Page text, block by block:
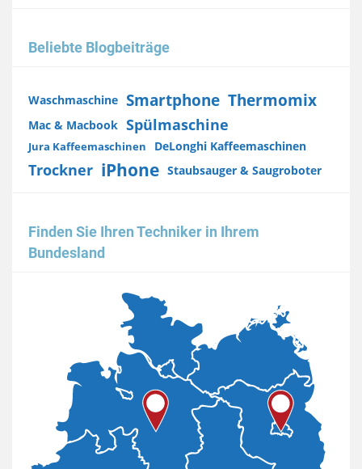
Beliebte Blogbeiträge
Waschmaschine Smartphone Thermomix
Mac & Macbook Spülmaschine
Jura Kaffeemaschinen DeLonghi Kaffeemaschinen
Trockner iPhone Staubsauger & Saugroboter
Finden Sie Ihren Techniker in Ihrem
Bundesland